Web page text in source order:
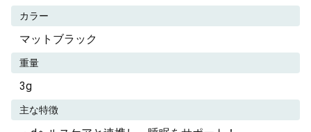
カラー
マットブラック
重量
3g
主な特徴